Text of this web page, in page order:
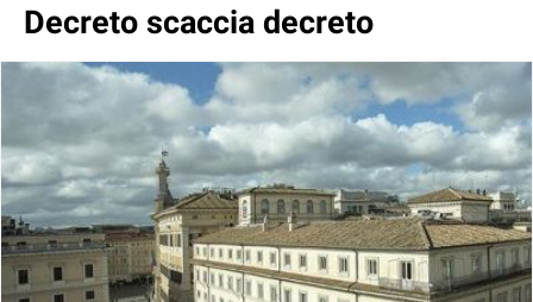
Decreto scaccia decreto